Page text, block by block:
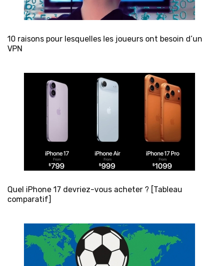
10 raisons pour lesquelles les joueurs ont besoin d’un
VPN
Quel iPhone 17 devriez-vous acheter ? [Tableau
comparatif]